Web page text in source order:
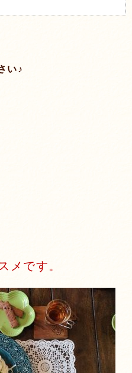
い♪
メです。